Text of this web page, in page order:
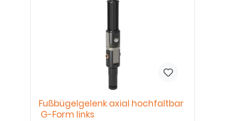
Fußbügelgelenk axial hochfaltbar
G-Form links